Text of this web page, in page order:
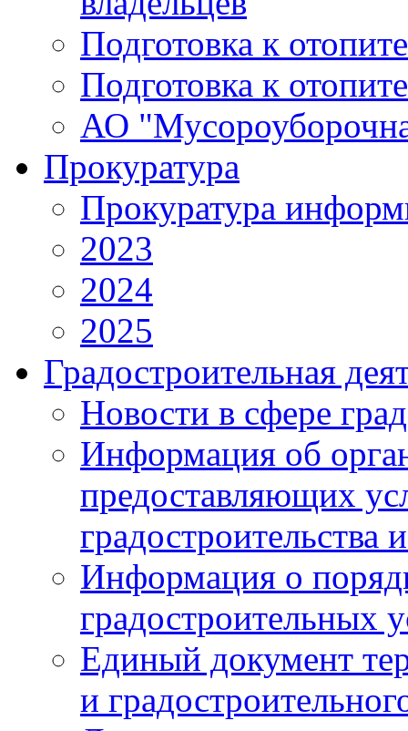
Подготовка к
Подготовка к
АО
Прокуратура
Прокуратура
2023
2024
2025
Градостроительная
Новости в сфере
Информация об
предоставляющих
градостроительства
Информация о
градостроительных
Единый документ
и